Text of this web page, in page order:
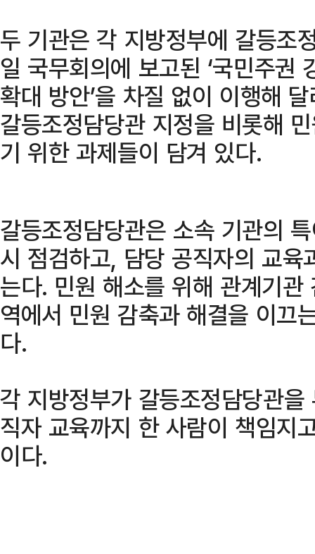
두 기관은 각 지방정부에 갈등조
일 국무회의에 보고된 ‘국민주권
확대 방안’을 차질 없이 이행해
갈등조정담당관 지정을 비롯해
기 위한 과제들이 담겨 있다.
갈등조정담당관은 소속 기관의
시 점검하고, 담당 공직자의 교
는다. 민원 해소를 위해 관계기
역에서 민원 감축과 해결을 이끄
다.
각 지방정부가 갈등조정담당관
직자 교육까지 한 사람이 책임지
이다.